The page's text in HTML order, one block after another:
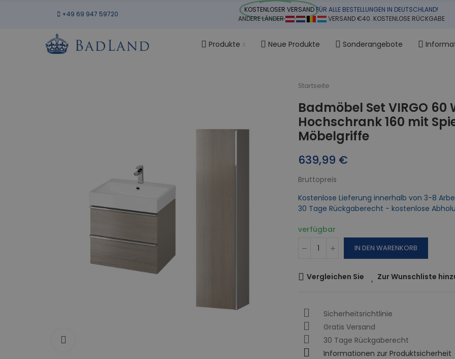
+49 69 947 59720
KOSTENLOSER VERSANDFÜR ALLE BESTELLUNGEN IN DEUTSCHLAND!
ANDERE LÄNDER
VERSAND €40. KOSTENLOSE RÜCKGABE
Produkte Neue Produkte Sonderangebote
Startseite
Badmöbel Set VIRGO
Hochschrank 160 mit
Möbelgriffe
639,99 €
Bruttopreis
Kostenlose Lieferung innerhalb von 3-8
30 Tage Rückgaberecht - kostenlose
verfügbar
IN DEN WARENKORB
Vergleichen Sie Zur Wunschliste
Sicherheitsrichtlinie
Gratis Versand
30 Tage Rückgaberecht
Informationen zur Produktsicherheit